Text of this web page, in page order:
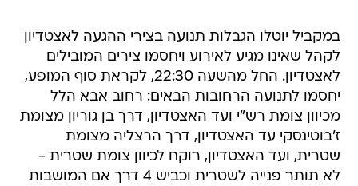
במקביל יוטלו הגבלות תנועה בצירי ההגעה לאצטדיון
לקהל שאינו מגיע לאירוע ויחסמו צירים המובילים
לאצטדיון. החל מהשעה 22:30, לקראת סוף המופע,
יחסמו לתנועה הרחובות הבאים: רחוב אבא הלל
מכיוון צומת רש"י ועד האצטדיון, דרך בן גוריון מצומת
ז'בוטינסקי עד האצטדיון, דרך הרצליה מצומת
שטרית, ועד האצטדיון, רוקח לכיוון צומת שטרית -
לא תותר פנייה לשטרית וכביש 4 דרך אם המושבות